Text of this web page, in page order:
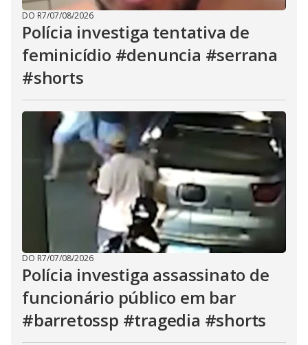
DO R7/07/08/2026
Polícia investiga tentativa de
feminicídio #denuncia #serrana
#shorts
DO R7/07/08/2026
Polícia investiga assassinato de
funcionário público em bar
#barretossp #tragedia #shorts